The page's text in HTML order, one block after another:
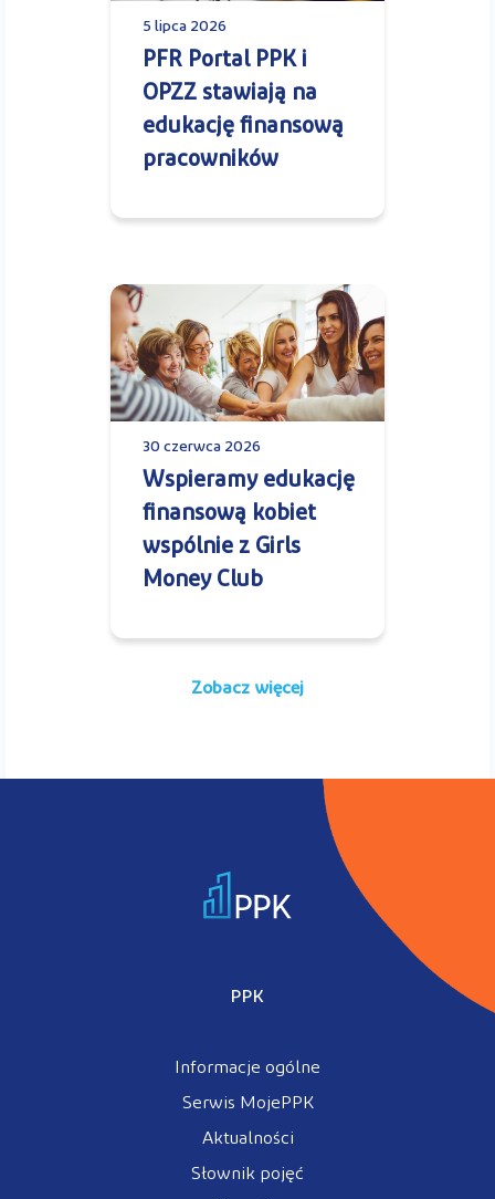
5 lipca 2026
PFR Portal PPK i
OPZZ stawiają na
edukację finansową
pracowników
30 czerwca 2026
Wspieramy edukację
finansową kobiet
wspólnie z Girls
Money Club
Zobacz więcej
PPK
Informacje ogólne
Serwis MojePPK
Aktualności
Słownik pojęć